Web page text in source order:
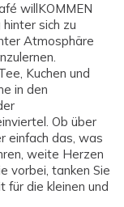
willKOMMEN
sich zu
Atmosphäre
Kuchen und
in den
Ob über
einfach das, was
weite Herzen
vorbei, tanken Sie
für die kleinen und